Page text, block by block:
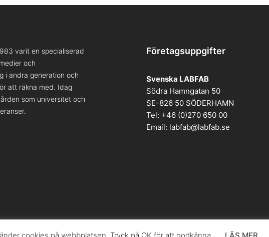
varit en specialiserad
och
i andra generation och
att räkna med. Idag
som universitet och
Företagsuppgifter
Svenska LABFAB
Södra Hamngatan 50
SE-826 50 SÖDERHAMN
Tel: +46 (0)270 650 00
Email: labfab@labfab.se